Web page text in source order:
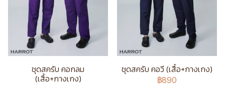
ชุดสครับ คอกลม
(เสื้อ+กางเกง)
ชุดสครับ คอวี (เสื้อ+กางเกง)
฿890